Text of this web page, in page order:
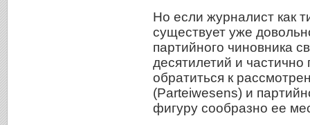
Но если журналист как
существует уже
партийного чиновника
десятилетий и
обратиться к
(Parteiwesens) и
фигуру сообразно ее